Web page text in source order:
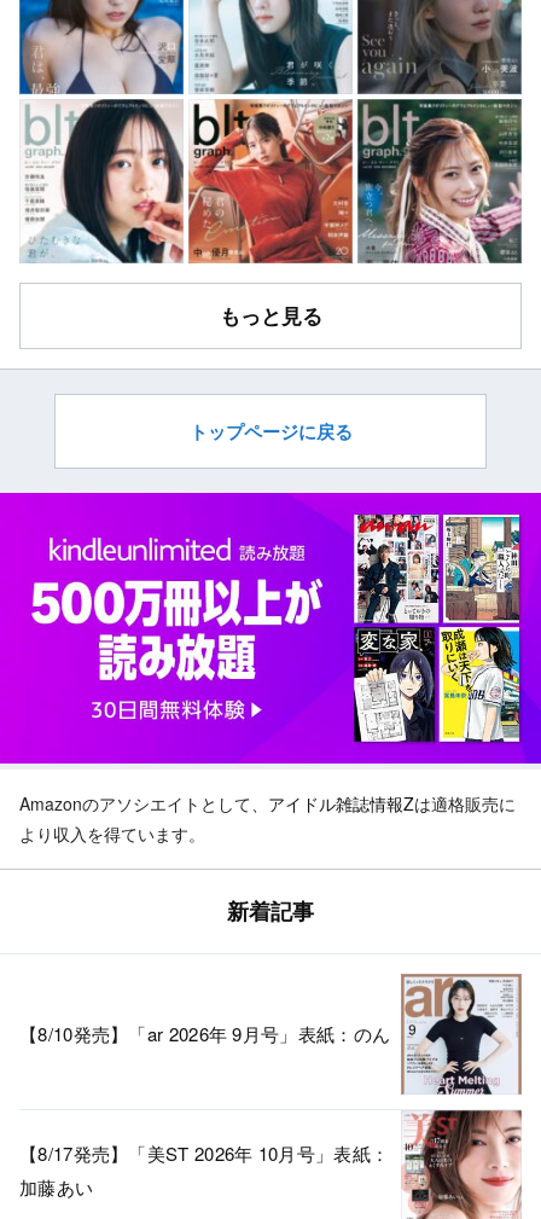
もっと見る
トップページに戻る
Amazonのアソシエイトとして、 アイドル雑誌情報Zは適格販売に
より収入を得ています。
新着記事
【8/10発売】「ar 2026年 9月号」表紙：のん
【8/17発売】「美ST 2026年 10月号」表紙：
加藤あい